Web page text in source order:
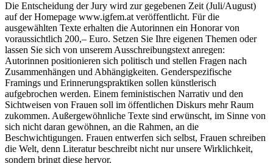
Die Entscheidung der Jury wird zur gegebenen Zeit (Juli/August)
auf der Homepage www.igfem.at veröffentlicht. Für die
ausgewählten Texte erhalten die Autorinnen ein Honorar von
voraussichtlich 200,– Euro. Setzen Sie Ihre eigenen Themen oder
lassen Sie sich von unserem Ausschreibungstext anregen:
Autorinnen positionieren sich politisch und stellen Fragen nach
Zusammenhängen und Abhängigkeiten. Genderspezifische
Framings und Erinnerungspraktiken sollen künstlerisch
aufgebrochen werden. Einem feministischen Narrativ und den
Sichtweisen von Frauen soll im öffentlichen Diskurs mehr Raum
zukommen. Außergewöhnliche Texte sind erwünscht, im Sinne von
sich nicht daran gewöhnen, an die Rahmen, an die
Beschwichtigungen. Frauen entwerfen sich selbst, Frauen schreiben
die Welt, denn Literatur beschreibt nicht nur unsere Wirklichkeit,
sondern bringt diese hervor.